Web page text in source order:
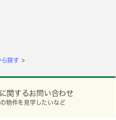
探す
関するお問い合わせ
物件を見学したいなど